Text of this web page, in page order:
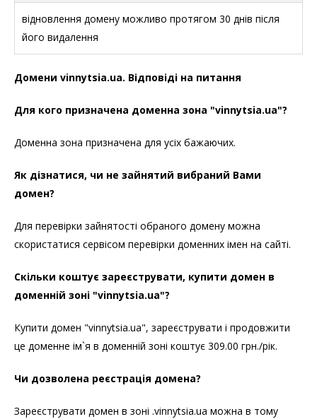
відновлення домену можливо протягом 30 днів після
його видалення
Домени vinnytsia.ua. Відповіді на питання
Для кого призначена доменна зона "vinnytsia.ua"?
Доменна зона призначена для усіх бажаючих.
Як дізнатися, чи не зайнятий вибраний Вами
домен?
Для перевірки зайнятості обраного домену можна
скористатися сервісом перевірки доменних імен на сайті.
Скільки коштує зареєструвати, купити домен в
доменній зоні "vinnytsia.ua"?
Купити домен "vinnytsia.ua", зареєструвати і продовжити
це доменне ім`я в доменній зоні коштує 309.00 грн./рік.
Чи дозволена реєстрація домена?
Зареєструвати домен в зоні .vinnytsia.ua можна в тому